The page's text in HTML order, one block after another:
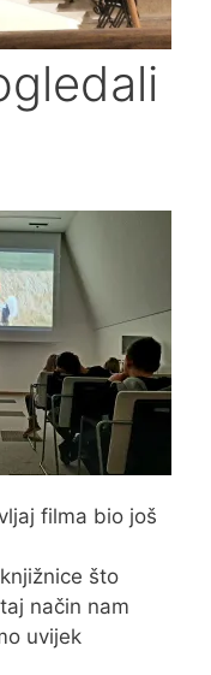
filma bio još
što
način nam
uvijek